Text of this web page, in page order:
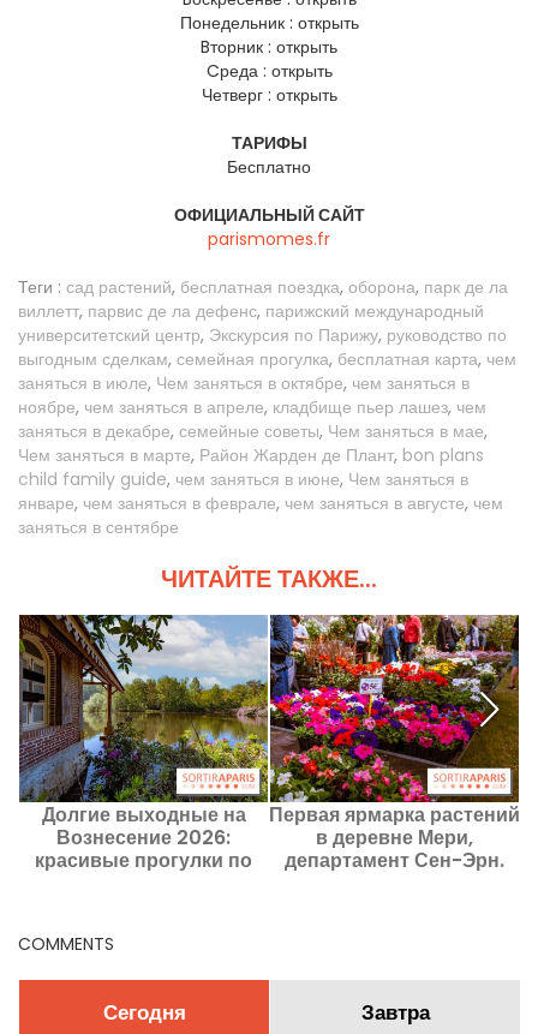
Понедельник : открыть
Bторник : открыть
Cреда : открыть
Четверг : открыть
ТАРИФЫ
Бесплатно
ОФИЦИАЛЬНЫЙ САЙТ
parismomes.fr
Теги : сад растений, бесплатная поездка, оборона, парк де ла
виллетт, парвис де ла дефенс, парижский международный
университетский центр, Экскурсия по Парижу, руководство по
выгодным сделкам, семейная прогулка, бесплатная карта, чем
заняться в июле, Чем заняться в октябре, чем заняться в
ноябре, чем заняться в апреле, кладбище пьер лашез, чем
заняться в декабре, семейные советы, Чем заняться в мае,
Чем заняться в марте, Район Жарден де Плант, bon plans
child family guide, чем заняться в июне, Чем заняться в
январе, чем заняться в феврале, чем заняться в августе, чем
заняться в сентябре
ЧИТАЙТЕ ТАКЖЕ...
Долгие выходные на
Вознесение 2026:
красивые прогулки по
Первая ярмарка растений
в деревне Мери,
департамент Сен-Эрн.
COMMENTS
Сегодня Завтра